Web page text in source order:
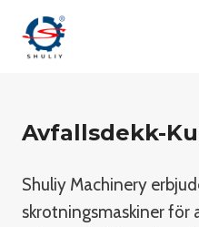
Avfallsdekk-
Shuliy Machinery
skrotningsmaskiner för